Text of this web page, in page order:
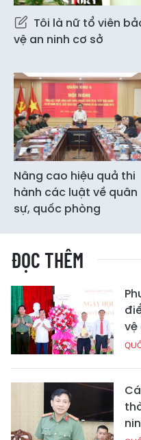
Tôi là nữ tổ viên
vệ an ninh cơ sở
Nâng cao hiệu quả thi
hành các luật về quân
sự, quốc phòng
ĐỌC THÊM
vệ